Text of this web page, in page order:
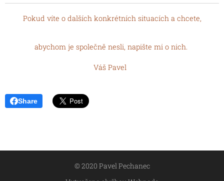
Pokud víte o dalších konkrétních situacích a chcete,
abychom je společně nesli, napište mi o nich.
Váš Pavel
Share
© 2020 Pavel Pechanec